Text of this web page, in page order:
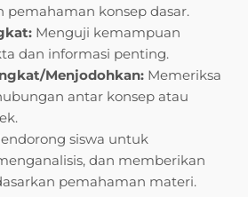
pemahaman konsep dasar.
Menguji kemampuan
dan informasi penting.
Menjodohkan: Memeriksa
antar konsep atau
siswa untuk
dan memberikan
pemahaman materi.